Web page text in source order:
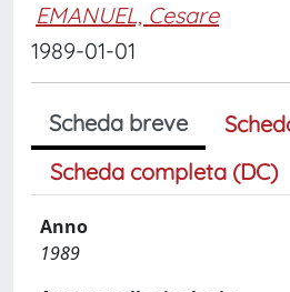
EMANUEL, Cesare
1989-01-01
Scheda breve
Scheda completa (DC)
Anno
1989